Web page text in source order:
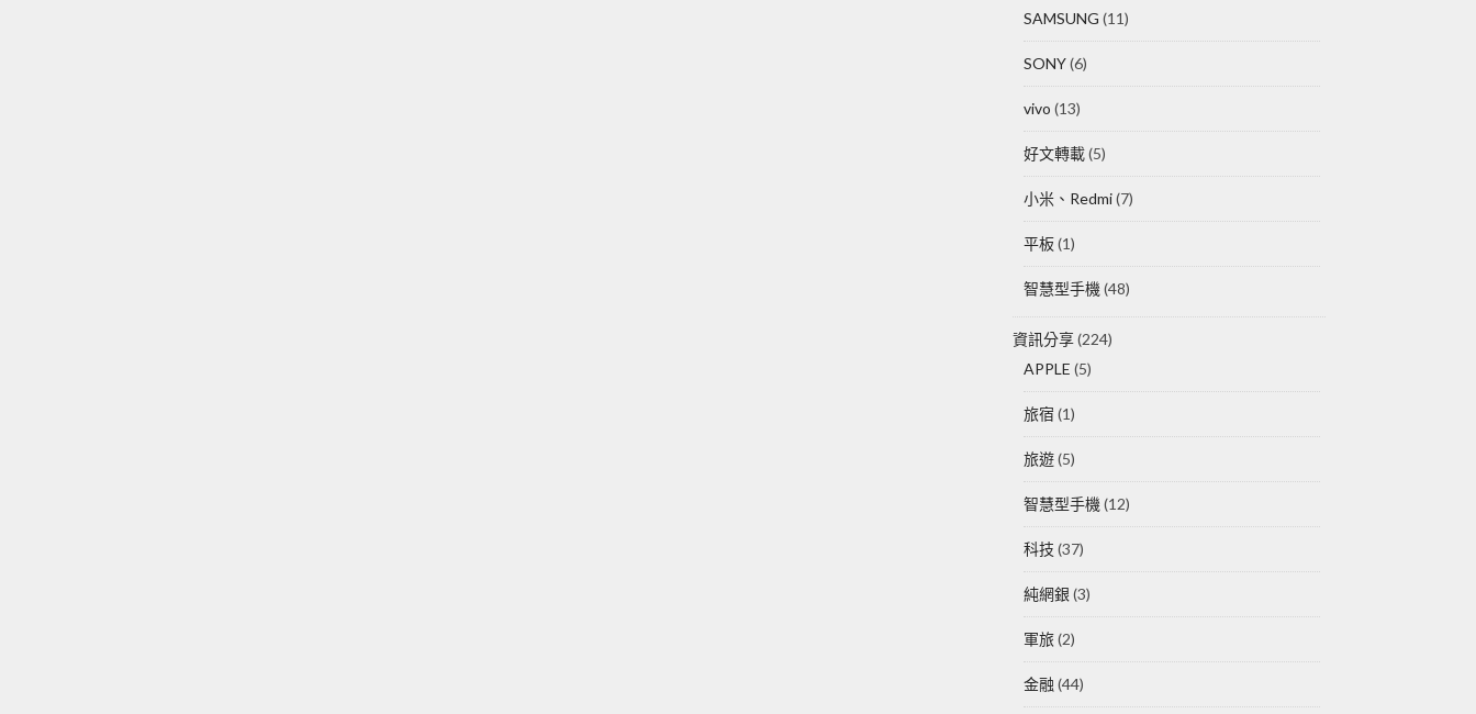
SAMSUNG (11)
SONY(6)
vivo (13)
好文轉載(5)
小米、Redmi(7)
平板(1)
智慧型手機 (48)
資訊分享(224)
APPLE (5)
旅宿 (1)
旅遊(5)
智慧型手機 (12)
科技 (37)
純網銀 (3)
軍旅(2)
金融 (44)